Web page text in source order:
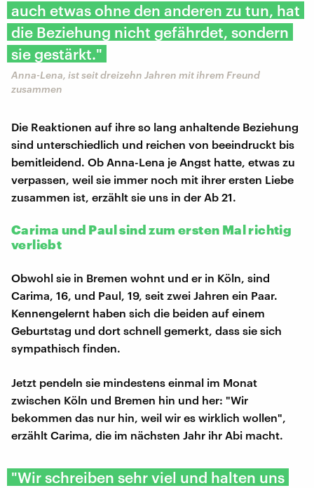
auch etwas ohne den anderen zu tun, hat
die Beziehung nicht gefährdet, sondern
sie gestärkt."
Anna-Lena, ist seit dreizehn Jahren mit ihrem Freund
zusammen
Die Reaktionen auf ihre so lang anhaltende Beziehung
sind unterschiedlich und reichen von beeindruckt bis
bemitleidend. Ob Anna-Lena je Angst hatte, etwas zu
verpassen, weil sie immer noch mit ihrer ersten Liebe
zusammen ist, erzählt sie uns in der Ab 21.
Carima und Paul sind zum ersten Mal richtig
verliebt
Obwohl sie in Bremen wohnt und er in Köln, sind
Carima, 16, und Paul, 19, seit zwei Jahren ein Paar.
Kennengelernt haben sich die beiden auf einem
Geburtstag und dort schnell gemerkt, dass sie sich
sympathisch finden.
Jetzt pendeln sie mindestens einmal im Monat
zwischen Köln und Bremen hin und her: "Wir
bekommen das nur hin, weil wir es wirklich wollen",
erzählt Carima, die im nächsten Jahr ihr Abi macht.
"Wir schreiben sehr viel und halten uns